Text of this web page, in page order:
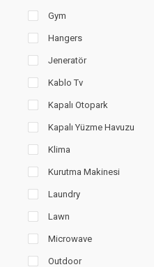
Gym
Hangers
Jeneratör
Kablo Tv
Kapalı Otopark
Kapalı Yüzme Havuzu
Klima
Kurutma Makinesi
Laundry
Lawn
Microwave
Outdoor